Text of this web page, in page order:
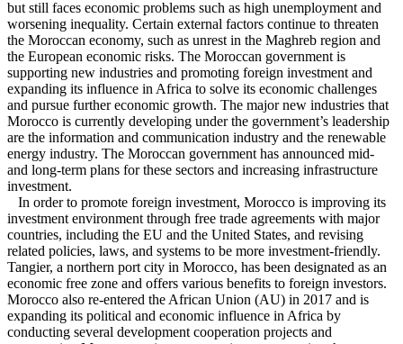
but still faces economic problems such as high unemployment and
worsening inequality. Certain external factors continue to threaten
the Moroccan economy, such as unrest in the Maghreb region and
the European economic risks. The Moroccan government is
supporting new industries and promoting foreign investment and
expanding its influence in Africa to solve its economic challenges
and pursue further economic growth. The major new industries that
Morocco is currently developing under the government’s leadership
are the information and communication industry and the renewable
energy industry. The Moroccan government has announced mid-
and long-term plans for these sectors and increasing infrastructure
investment.
In order to promote foreign investment, Morocco is improving its
investment environment through free trade agreements with major
countries, including the EU and the United States, and revising
related policies, laws, and systems to be more investment-friendly.
Tangier, a northern port city in Morocco, has been designated as an
economic free zone and offers various benefits to foreign investors.
Morocco also re-entered the African Union (AU) in 2017 and is
expanding its political and economic influence in Africa by
conducting several development cooperation projects and